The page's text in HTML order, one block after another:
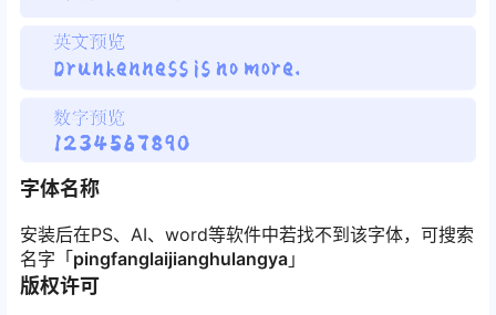
字体名称
安装后在PS、AI、word等软件中若找不到该字体，可搜索
名字「pingfanglaijianghulangya 」
版权许可